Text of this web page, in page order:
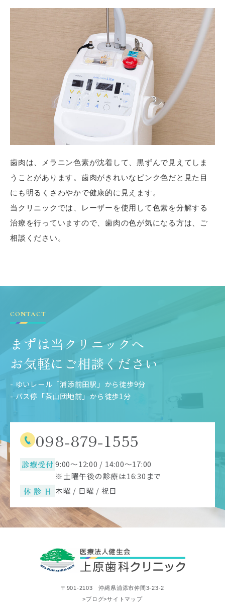
歯肉は、メラニン色素が沈着して、黒ずんで見えてしま
うことがあります。歯肉がきれいなピンク色だと見た目
にも明るくさわやかで健康的に見えます。
当クリニックでは、レーザーを使用して色素を分解する
治療を行っていますので、歯肉の色が気になる方は、ご
相談ください。
CONTACT
まずは当クリニックへ
お気軽にご相談ください
- ゆいレール「浦添前田駅」から徒歩9分
- バス停「茶山団地前」から徒歩1分
098-879-1555
診療受付9:00～12:00 / 14:00～17:00
※土曜午後の診療は16:30まで
休 診 日 木曜 / 日曜 / 祝日
〒901-2103 沖縄県浦添市仲間3-23-2
>ブログ>サイトマップ